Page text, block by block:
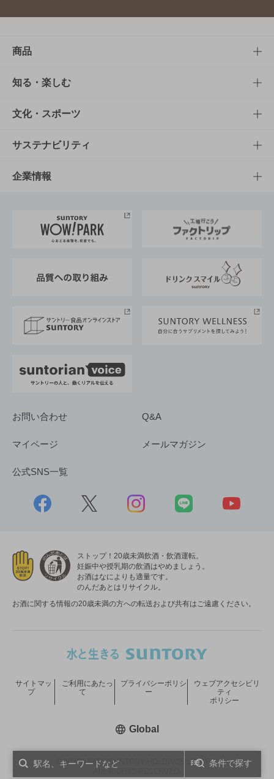
条件で探す
商品
商品TOP
商品一覧
商品発売情報
栄養成分一覧
知る・楽しむ
知る・楽しむTOP
キャンペーン
工場見学
地域情報
文化・スポーツ
文化・スポーツTOP
サントリーホール
サントリーサンバーズ大阪
サステナビリティ
サステナビリティTOP
サントリーが考えるサステナビリティ経営
企業情報
企業概要
採用情報
お問い合わせ Q&A
マイページ メールマガジン
公式SNS一覧
ストップ！20歳未満飲酒・飲酒運転。
妊娠中や授乳期の飲酒はやめましょう。
お酒はなによりも適量です。
のんだあとはリサイクル。
お酒に関する情報の20歳未満の方への転送および共有はご遠慮ください。
COPYRIGHT © SUNTORY HOLDINGS LIMITED.
サイトマッ
プ
ご利用にあたっ
て
プライバシーポリシ
ー
ウェブアクセシビリ
ティ
ポリシー
Global新しいウィンドウで開く